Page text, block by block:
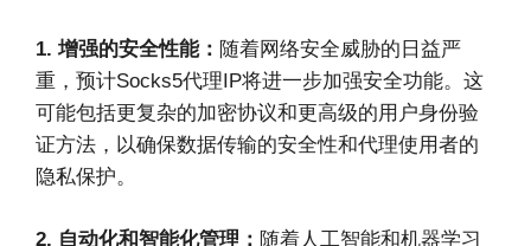
1. 增强的安全性能： 随着网络安全威胁的日益严
重，预计Socks5代理IP将进一步加强安全功能。这
可能包括更复杂的加密协议和更高级的用户身份验
证方法，以确保数据传输的安全性和代理使用者的
隐私保护。
2. 自动化和智能化管理： 随着人工智能和机器学习